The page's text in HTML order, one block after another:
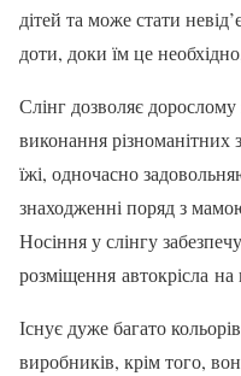
дітей та може стати
доти, доки їм це
Слінг дозволяє
виконання різноманітних
їжі, одночасно
знаходженні поряд з
Носіння у слінгу
розміщення автокрісла
Існує дуже багато
виробників, крім того,